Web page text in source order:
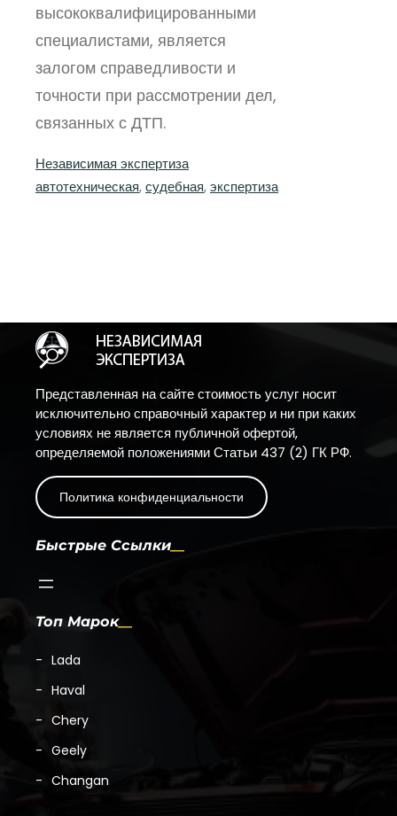
высококвалифицированными
специалистами, является
залогом справедливости и
точности при рассмотрении дел,
связанных с ДТП.
Независимая экспертиза
автотехническая, судебная, экспертиза
Представленная на сайте стоимость услуг носит
исключительно справочный характер и ни при каких
условиях не является публичной офертой,
определяемой положениями Статьи 437 (2) ГК РФ.
Политика конфиденциальности
Быстрые Ссылки
Топ Марок
Lada
Haval
Chery
Geely
Changan